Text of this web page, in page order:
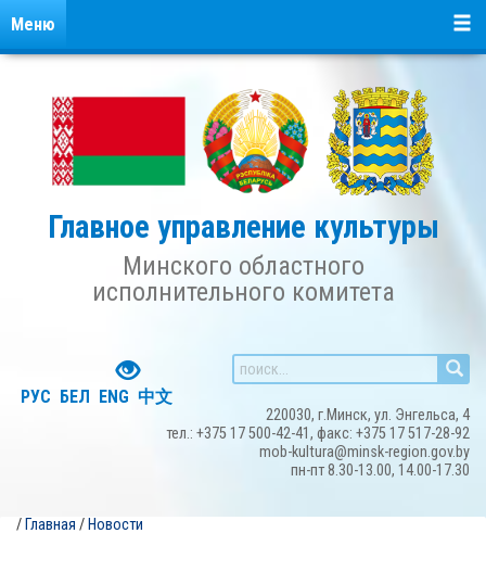
Главное управление культуры
Минского областного
исполнительного комитета
РУС БЕЛ ENG 中文
220030, г.Минск, ул. Энгельса, 4
тел.: +375 17 500-42-41, факс: +375 17 517-28-92
mob-kultura@minsk-region.gov.by
пн-пт 8.30-13.00, 14.00-17.30
Меню
/ Главная / Новости